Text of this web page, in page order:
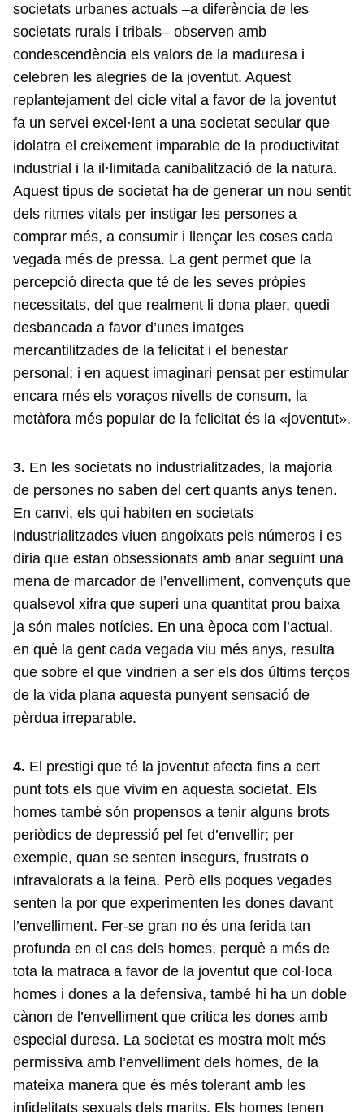
societats urbanes actuals –a diferència de les
societats rurals i tribals– observen amb
condescendència els valors de la maduresa i
celebren les alegries de la joventut. Aquest
replantejament del cicle vital a favor de la joventut
fa un servei excel·lent a una societat secular que
idolatra el creixement imparable de la productivitat
industrial i la il·limitada canibalització de la natura.
Aquest tipus de societat ha de generar un nou sentit
dels ritmes vitals per instigar les persones a
comprar més, a consumir i llençar les coses cada
vegada més de pressa. La gent permet que la
percepció directa que té de les seves pròpies
necessitats, del que realment li dona plaer, quedi
desbancada a favor d’unes imatges
mercantilitzades de la felicitat i el benestar
personal; i en aquest imaginari pensat per estimular
encara més els voraços nivells de consum, la
metàfora més popular de la felicitat és la «joventut».
3. En les societats no industrialitzades, la majoria
de persones no saben del cert quants anys tenen.
En canvi, els qui habiten en societats
industrialitzades viuen angoixats pels números i es
diria que estan obsessionats amb anar seguint una
mena de marcador de l’envelliment, convençuts que
qualsevol xifra que superi una quantitat prou baixa
ja són males notícies. En una època com l’actual,
en què la gent cada vegada viu més anys, resulta
que sobre el que vindrien a ser els dos últims terços
de la vida plana aquesta punyent sensació de
pèrdua irreparable.
4. El prestigi que té la joventut afecta fins a cert
punt tots els que vivim en aquesta societat. Els
homes també són propensos a tenir alguns brots
periòdics de depressió pel fet d’envellir; per
exemple, quan se senten insegurs, frustrats o
infravalorats a la feina. Però ells poques vegades
senten la por que experimenten les dones davant
l’envelliment. Fer-se gran no és una ferida tan
profunda en el cas dels homes, perquè a més de
tota la matraca a favor de la joventut que col·loca
homes i dones a la defensiva, també hi ha un doble
cànon de l’envelliment que critica les dones amb
especial duresa. La societat es mostra molt més
permissiva amb l’envelliment dels homes, de la
mateixa manera que és més tolerant amb les
infidelitats sexuals dels marits. Els homes tenen